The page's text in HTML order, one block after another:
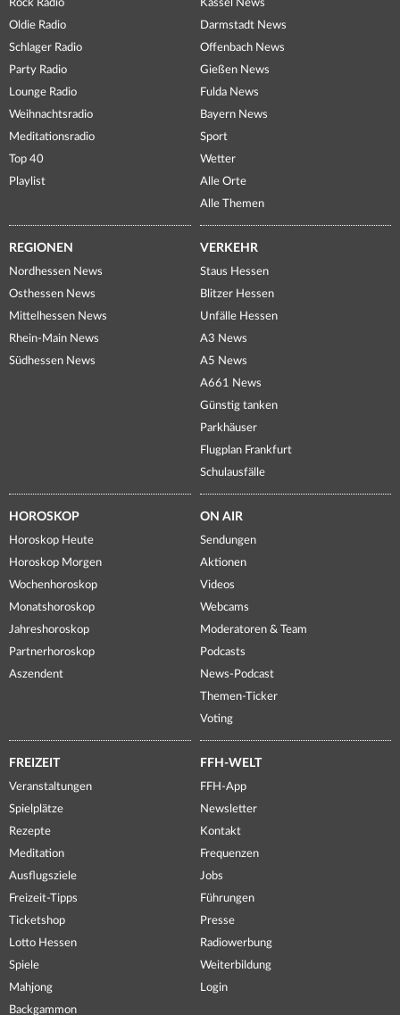
Rock Radio
Oldie Radio
Schlager Radio
Party Radio
Lounge Radio
Weihnachtsradio
Meditationsradio
Top 40
Playlist
Kassel News
Darmstadt News
Offenbach News
Gießen News
Fulda News
Bayern News
Sport
Wetter
Alle Orte
Alle Themen
REGIONEN
Nordhessen News
Osthessen News
Mittelhessen News
Rhein-Main News
Südhessen News
VERKEHR
Staus Hessen
Blitzer Hessen
Unfälle Hessen
A3 News
A5 News
A661 News
Günstig tanken
Parkhäuser
Flugplan Frankfurt
Schulausfälle
HOROSKOP
Horoskop Heute
Horoskop Morgen
Wochenhoroskop
Monatshoroskop
Jahreshoroskop
Partnerhoroskop
Aszendent
ON AIR
Sendungen
Aktionen
Videos
Webcams
Moderatoren & Team
Podcasts
News-Podcast
Themen-Ticker
Voting
FREIZEIT
Veranstaltungen
Spielplätze
Rezepte
Meditation
Ausflugsziele
Freizeit-Tipps
Ticketshop
Lotto Hessen
Spiele
Mahjong
Backgammon
FFH-WELT
FFH-App
Newsletter
Kontakt
Frequenzen
Jobs
Führungen
Presse
Radiowerbung
Weiterbildung
Login